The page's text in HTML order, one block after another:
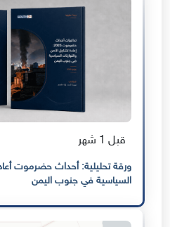
قبل 1 شهر
ورقة تحليلية: أحداث حضرموت
السياسية في جنوب اليمن